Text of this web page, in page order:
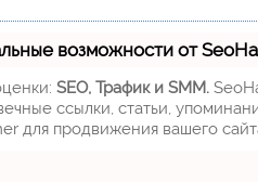
возможности от
SEO, Трафик и SMM.
ссылки, статьи,
для продвижения вашего